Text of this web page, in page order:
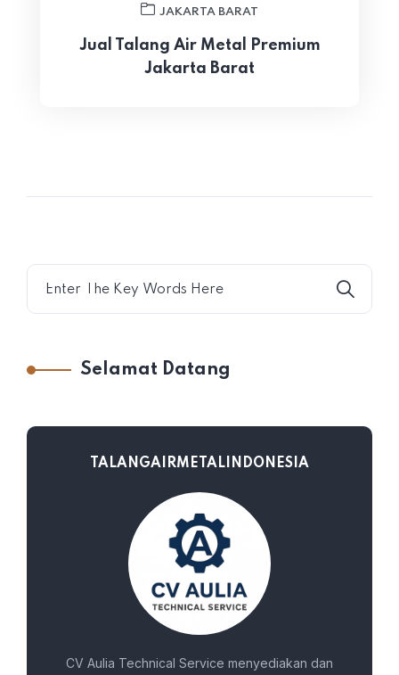
JAKARTA BARAT
Jual Talang Air Metal Premium
Jakarta Barat
Selamat Datang
TALANGAIRMETALINDONESIA
CV Aulia Technical Service menyediakan dan